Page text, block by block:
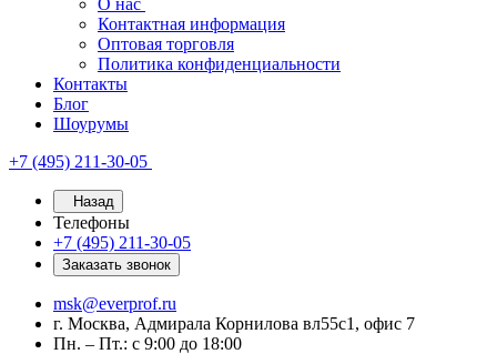
О нас
Контактная информация
Оптовая торговля
Политика конфиденциальности
Контакты
Блог
Шоурумы
+7 (495) 211-30-05
Назад
Телефоны
+7 (495) 211-30-05
Заказать звонок
msk@everprof.ru
г. Москва, Адмирала Корнилова вл55с1, офис 7
Пн. – Пт.: с 9:00 до 18:00